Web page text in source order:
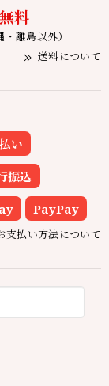
料
離島以外）
送料について
い
振込
PayPay
支払い方法について